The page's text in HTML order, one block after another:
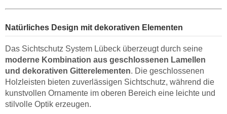
Natürliches Design mit dekorativen Elementen
Das Sichtschutz System Lübeck überzeugt durch seine
moderne Kombination aus geschlossenen Lamellen
und dekorativen Gitterelementen. Die geschlossenen
Holzleisten bieten zuverlässigen Sichtschutz, während die
kunstvollen Ornamente im oberen Bereich eine leichte und
stilvolle Optik erzeugen.